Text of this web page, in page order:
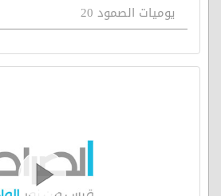
يوميات الصمود 20